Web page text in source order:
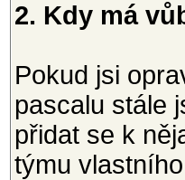
2. Kdy má
Pokud jsi
pascalu stále
přidat se k
týmu